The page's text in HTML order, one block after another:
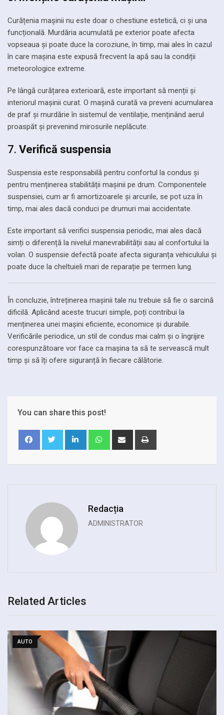
Curățenia mașinii nu este doar o chestiune estetică, ci și una
funcțională. Murdăria acumulată pe exterior poate afecta
vopseaua și poate duce la coroziune, în timp, mai ales în cazul
în care mașina este expusă frecvent la apă sau la condiții
meteorologice extreme.
Pe lângă curățarea exterioară, este important să menții și
interiorul mașinii curat. O mașină curată va preveni acumularea
de praf și murdărie în sistemul de ventilație, menținând aerul
proaspăt și prevenind mirosurile neplăcute.
7. Verifică suspensia
Suspensia este responsabilă pentru confortul la condus și
pentru menținerea stabilității mașinii pe drum. Componentele
suspensiei, cum ar fi amortizoarele și arcurile, se pot uza în
timp, mai ales dacă conduci pe drumuri mai accidentate.
Este important să verifici suspensia periodic, mai ales dacă
simți o diferență la nivelul manevrabilității sau al confortului la
volan. O suspensie defectă poate afecta siguranța vehiculului și
poate duce la cheltuieli mari de reparație pe termen lung.
În concluzie, întreținerea mașinii tale nu trebuie să fie o sarcină
dificilă. Aplicând aceste trucuri simple, poți contribui la
menținerea unei mașini eficiente, economice și durabile.
Verificările periodice, un stil de condus mai calm și o îngrijire
corespunzătoare vor face ca mașina ta să te servească mult
timp și să îți ofere siguranță în fiecare călătorie.
You can share this post!
LinkedIn WhatsappShare
Redacția
ADMINISTRATOR
Related Articles
AUTO